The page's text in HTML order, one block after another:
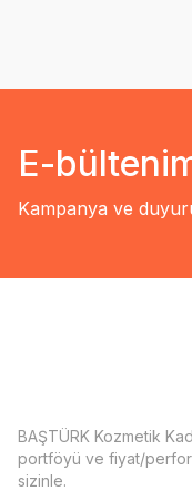
E-
Kampanya ve
BAŞTÜRK Kozmetik
portföyü ve fiyat/
sizinle.